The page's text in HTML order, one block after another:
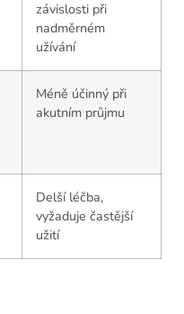
závislosti při
nadměrném
užívání
Méně účinný při
akutním průjmu
Delší léčba,
vyžaduje častější
užití